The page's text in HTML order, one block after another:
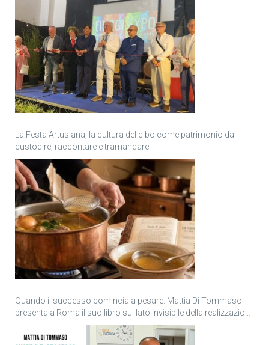
La Festa Artusiana, la cultura del cibo come patrimonio da
custodire, raccontare e tramandare
Quando il successo comincia a pesare: Mattia Di Tommaso
presenta a Roma il suo libro sul lato invisibile della realizzazione